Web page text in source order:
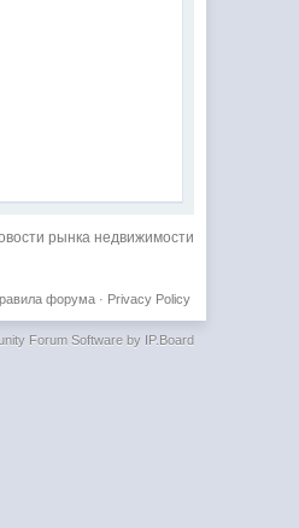
рынка недвижимости
Privacy Policy
форума·
Forum Software by IP.Board